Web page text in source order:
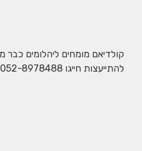
להתייעצות חייגו 052-8978488